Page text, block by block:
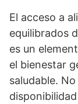
El acceso a
equilibrados
es un
el bienestar
saludable.